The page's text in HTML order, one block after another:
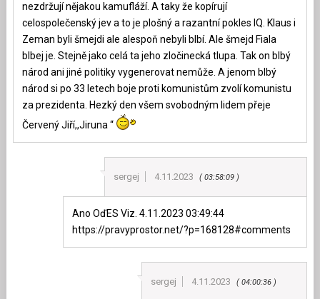
nezdržují nějakou kamufláží. A taky že kopírují
celospolečenský jev a to je plošný a razantní pokles IQ. Klaus i
Zeman byli šmejdi ale alespoň nebyli blbí. Ale šmejd Fiala
blbej je. Stejně jako celá ta jeho zločinecká tlupa. Tak on blbý
národ ani jiné politiky vygenerovat nemůže. A jenom blbý
národ si po 33 letech boje proti komunistům zvolí komunistu
za prezidenta. Hezký den všem svobodným lidem přeje
Červený Jiří,,Jiruna “
sergej 4.11.2023 03:58:09
Ano OďES Viz. 4.11.2023 03:49:44
https://pravyprostor.net/?p=168128#comments
sergej 4.11.2023 04:00:36